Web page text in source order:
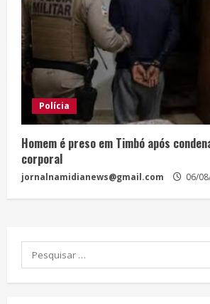
Polícia
Homem é preso em Timbó após
corporal
jornalnamidianews@gmail.com 06/